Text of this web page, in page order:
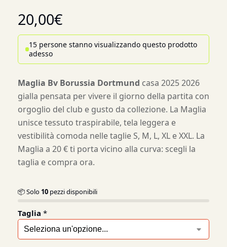
20,00€
15 persone stanno visualizzando questo prodotto
adesso
Maglia Bv Borussia Dortmund casa 2025 2026
gialla pensata per vivere il giorno della partita con
orgoglio del club e gusto da collezione. La Maglia
unisce tessuto traspirabile, tela leggera e
vestibilità comoda nelle taglie S, M, L, XL e XXL. La
Maglia a 20 € ti porta vicino alla curva: scegli la
taglia e compra ora.
📦 Solo 10 pezzi disponibili
Taglia *